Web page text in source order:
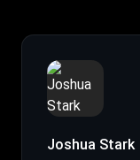
Joshua Stark